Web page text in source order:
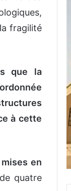
fragilité
que la
à cette
en
quatre